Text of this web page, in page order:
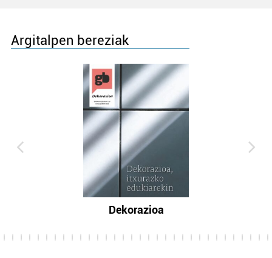
Argitalpen bereziak
Dekorazioa